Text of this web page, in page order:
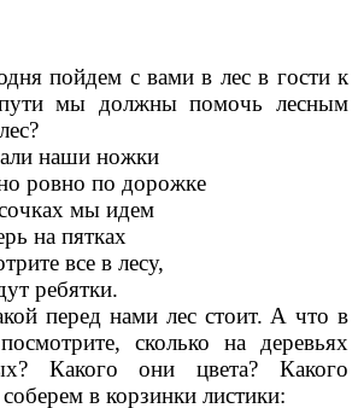
пойдем с вами в лес в гости к
мы должны помочь лесным
наши ножки
ровно по дорожке
мы идем
на пятках
все в лесу,
ребятки.
перед нами лес стоит. А что в
сколько на деревьях
Какого они цвета? Какого
в корзинки листики: